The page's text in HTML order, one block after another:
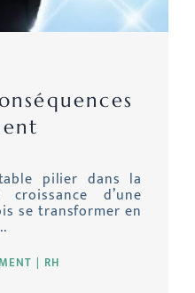
RH
pilier dans la
d’une
se transformer en